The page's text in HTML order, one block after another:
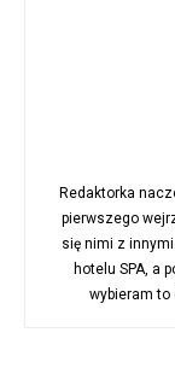
Redaktorka
pierwszego
się nimi z
hotelu SPA, a
wybieram to